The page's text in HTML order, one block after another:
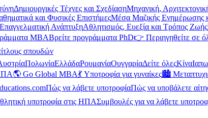
Δημιουργικές Τέχνες και ΣχεδίασηΜηχανική,
και Φυσικές ΕπιστήμεςΜέσα Μαζικής Ενημέρωσης
ΑνάπτυξηΑθλητισμός, Ευεξία και Τρόπος Ζωής
MBAΒρείτε προγράμματα PhD👉 Περιηγηθείτε σε
σπουδών
ΠολωνίαΕλλάδαΡουμανίαΟυγγαρίαΔείτε όλεςΚίνα
🌎 Go Global MBA💃 Υποτροφία για γυναίκες🏙️
Πώς να λάβετε υποτροφίαΠώς να υποβάλετε
υποτροφία στις ΗΠΑΣυμβουλές για να λάβετε